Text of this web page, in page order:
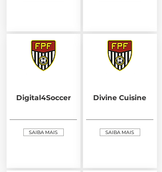
Digital4Soccer
SAIBA MAIS
Divine Cuisine
SAIBA MAIS